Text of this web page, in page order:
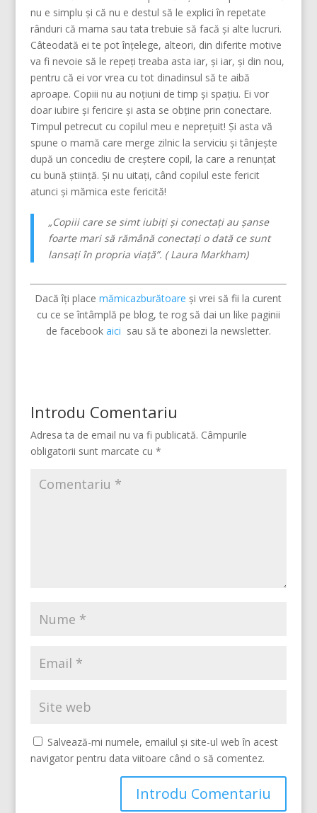
nu e simplu și că nu e destul să le explici în repetate
rânduri că mama sau tata trebuie să facă și alte lucruri.
Câteodată ei te pot înțelege, alteori, din diferite motive
va fi nevoie să le repeți treaba asta iar, și iar, și din nou,
pentru că ei vor vrea cu tot dinadinsul să te aibă
aproape. Copiii nu au noțiuni de timp și spațiu. Ei vor
doar iubire și fericire și asta se obține prin conectare.
Timpul petrecut cu copilul meu e neprețuit! Și asta vă
spune o mamă care merge zilnic la serviciu și tânjește
după un concediu de creștere copil, la care a renunțat
cu bună știință. Și nu uitați, când copilul este fericit
atunci și mămica este fericită!
„Copiii care se simt iubiți și conectați au șanse
foarte mari să rămână conectați o dată ce sunt
lansați în propria viață”. ( Laura Markham)
Dacă îți placemămicazburătoare și vrei să fii la curent
cu ce se întâmplă pe blog, te rog să dai un like paginii
de facebook aici sau să te abonezi la newsletter.
Introdu Comentariu
Adresa ta de email nu va fi publicată. Câmpurile
obligatorii sunt marcate cu *
Salvează-mi numele, emailul și site-ul web în acest
navigator pentru data viitoare când o să comentez.